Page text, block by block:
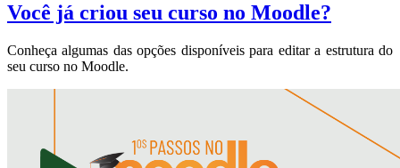
Você já criou seu curso no Moodle?
Conheça algumas das opções disponíveis para editar a estrutura do
seu curso no Moodle.